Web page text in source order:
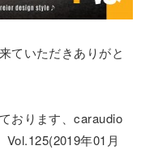
ていただきありがと
おります、caraudio
年01月